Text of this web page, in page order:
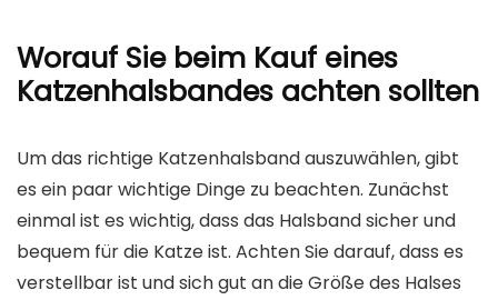
Worauf Sie beim Kauf eines
Katzenhalsbandes achten sollten
Um das richtige Katzenhalsband auszuwählen, gibt
es ein paar wichtige Dinge zu beachten. Zunächst
einmal ist es wichtig, dass das Halsband sicher und
bequem für die Katze ist. Achten Sie darauf, dass es
verstellbar ist und sich gut an die Größe des Halses